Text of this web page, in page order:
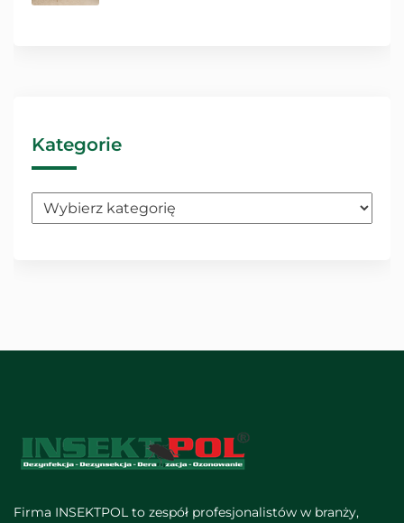
Kategorie
Kategorie
Firma INSEKTPOL to zespół profesjonalistów w branży,